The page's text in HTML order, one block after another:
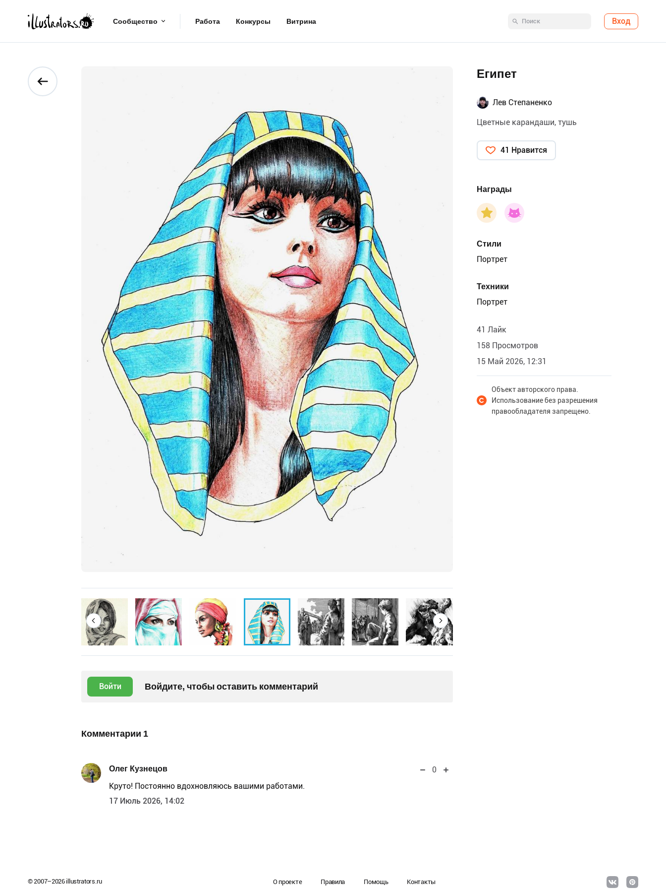
Сообщество Работа Конкурсы Витрина Вход
Войти Войдите, чтобы оставить комментарий
Комментарии 1
Олег Кузнецов
0
Круто! Постоянно вдохновляюсь вашими работами.
17 Июль 2026, 14:02
Египет
Лев Степаненко
Цветные карандаши, тушь
41 Нравится
Награды
Стили
Портрет
Техники
Портрет
41 Лайк
158 Просмотров
15 Май 2026, 12:31
Объект авторского права.
Использование без разрешения
правообладателя запрещено.
© 2007–2026illustrators.ru О проекте Правила Помощь Контакты